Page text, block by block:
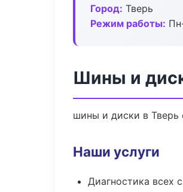
Город: Тверь
Режим работы:
Шины и
шины и диски в Тверь
Наши услуги
Диагностика всех